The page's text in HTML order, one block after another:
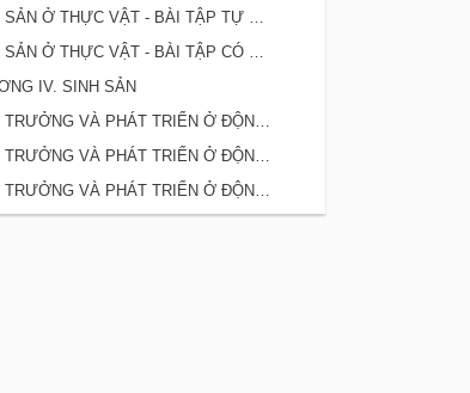
SINH SẢN Ở THỰC VẬT - BÀI TẬP TỰ GIẢI TRANG 91
SINH SẢN Ở THỰC VẬT - BÀI TẬP CÓ LỜI GIẢI TRANG 87
IV. SINH SẢN
SINH TRƯỞNG VÀ PHÁT TRIỂN Ở ĐỘNG VẬT - BÀI TẬP TRẮC NGHIỆM TRANG 83
SINH TRƯỞNG VÀ PHÁT TRIỂN Ở ĐỘNG VẬT - BÀI TẬP TỰ GIẢI TRANG 82
SINH TRƯỞNG VÀ PHÁT TRIỂN Ở ĐỘNG VẬT - BÀI TẬP CÓ LỜI GIẢI TRANG 79